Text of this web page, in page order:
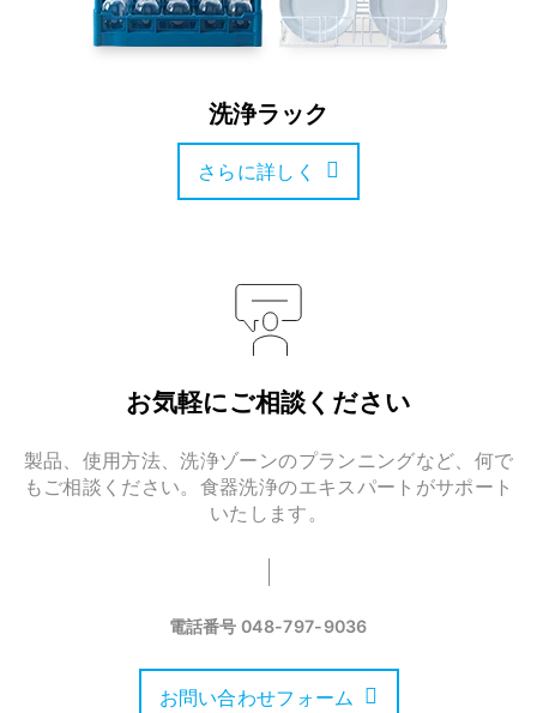
洗浄ラック
さらに詳しく
お気軽にご相談ください
製品、使用方法、洗浄ゾーンのプランニングなど、何で
もご相談ください。食器洗浄のエキスパートがサポート
いたします。
電話番号048-797-9036
お問い合わせフォーム